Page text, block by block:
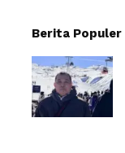
Berita Populer